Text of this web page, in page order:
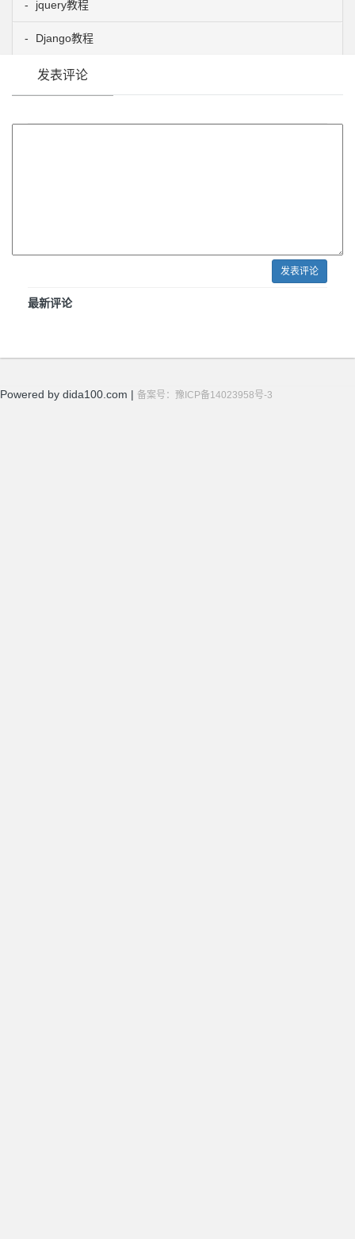
jquery教程
Django教程
发表评论
发表评论
最新评论
Powered by dida100.com | 备案号：豫ICP备14023958号-3